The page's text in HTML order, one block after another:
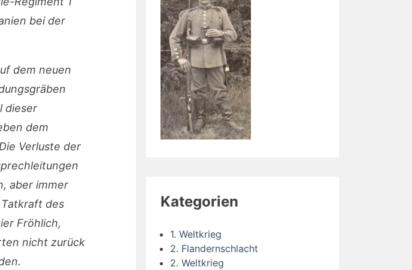
bei der
dem neuen
dieser
dem
Verluste der
aber immer
des
Fröhlich,
nicht zurück
Kategorien
1. Weltkrieg
2. Flandernschlacht
2. Weltkrieg